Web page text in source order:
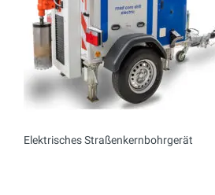
Elektrisches Straßenkernbohrgerät